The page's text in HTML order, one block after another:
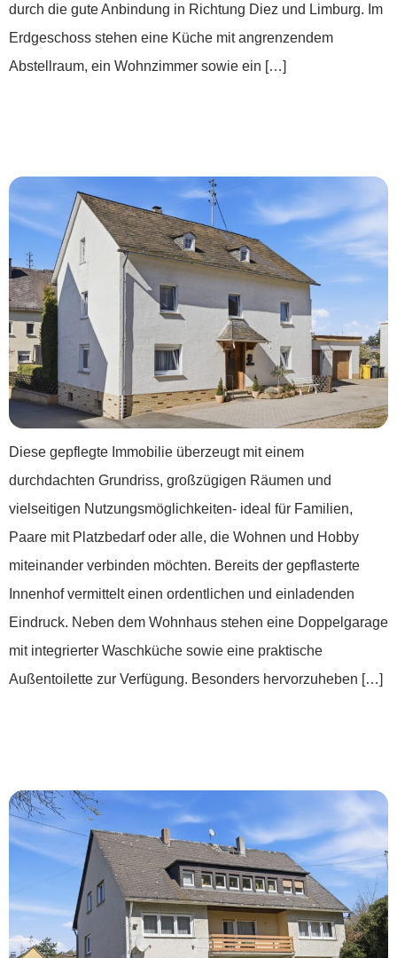
durch die gute Anbindung in Richtung Diez und Limburg. Im
Erdgeschoss stehen eine Küche mit angrenzendem
Abstellraum, ein Wohnzimmer sowie ein […]
Diese gepflegte Immobilie überzeugt mit einem
durchdachten Grundriss, großzügigen Räumen und
vielseitigen Nutzungsmöglichkeiten- ideal für Familien,
Paare mit Platzbedarf oder alle, die Wohnen und Hobby
miteinander verbinden möchten. Bereits der gepflasterte
Innenhof vermittelt einen ordentlichen und einladenden
Eindruck. Neben dem Wohnhaus stehen eine Doppelgarage
mit integrierter Waschküche sowie eine praktische
Außentoilette zur Verfügung. Besonders hervorzuheben […]